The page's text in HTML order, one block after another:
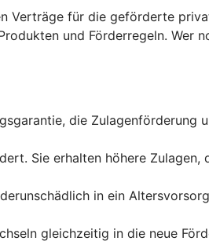
Verträge für die geförderte
und Förderregeln. Wer
die Zulagenförderung
Sie erhalten höhere Zulagen,
in ein
gleichzeitig in die neue